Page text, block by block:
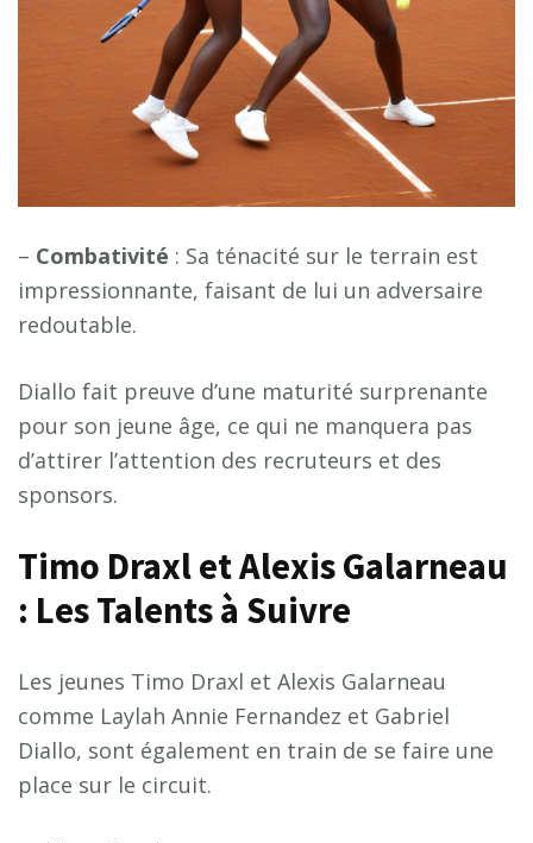
– Combativité : Sa ténacité sur le terrain est
impressionnante, faisant de lui un adversaire
redoutable.
Diallo fait preuve d’une maturité surprenante
pour son jeune âge, ce qui ne manquera pas
d’attirer l’attention des recruteurs et des
sponsors.
Timo Draxl et Alexis Galarneau
: Les Talents à Suivre
Les jeunes Timo Draxl et Alexis Galarneau
comme Laylah Annie Fernandez et Gabriel
Diallo, sont également en train de se faire une
place sur le circuit.